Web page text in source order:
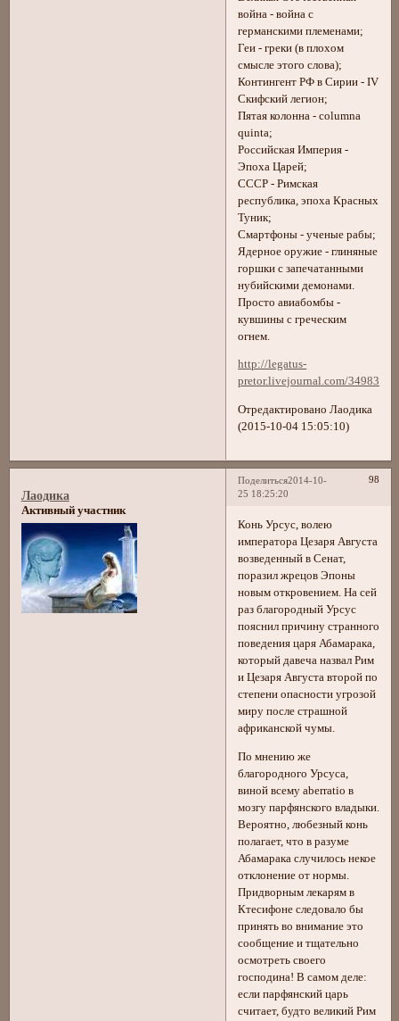
война - война с
германскими племенами;
Геи - греки (в плохом
смысле этого слова);
Контингент РФ в Сирии - IV
Скифский легион;
Пятая колонна - columna
quinta;
Российская Империя -
Эпоха Царей;
СССР - Римская
республика, эпоха Красных
Туник;
Смартфоны - ученые рабы;
Ядерное оружие - глиняные
горшки с запечатанными
нубийскими демонами.
Просто авиабомбы -
кувшины с греческим
огнем.
http://legatus-
pretor.livejournal.com/
Отредактировано Лаодика
(2015-10-04 15:05:10)
Поделиться 98
2014-10-
25 18:25:20
Лаодика
Активный участник
Конь Урсус, волею
императора Цезаря Августа
возведенный в Сенат,
поразил жрецов Эпоны
новым откровением. На сей
раз благородный Урсуc
пояснил причину странного
поведения царя Абамарака,
который давеча назвал Рим
и Цезаря Августа второй по
степени опасности угрозой
миру после страшной
африканской чумы.
По мнению же
благородного Урсуса,
виной всему aberratio в
мозгу парфянского владыки.
Вероятно, любезный конь
полагает, что в разуме
Абамарака случилось некое
отклонение от нормы.
Придворным лекарям в
Ктесифоне следовало бы
принять во внимание это
сообщение и тщательно
осмотреть своего
господина! В самом деле:
если парфянский царь
считает, будто великий Рим